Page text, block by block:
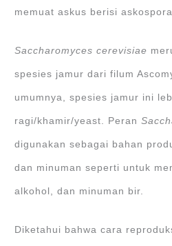
memuat askus berisi
Saccharomyces cerevisiae
spesies jamur dari filum
umumnya, spesies jamur ini
ragi/khamir/yeast. Peran
digunakan sebagai bahan
dan minuman seperti untuk
alkohol, dan minuman bir.
Diketahui bahwa cara